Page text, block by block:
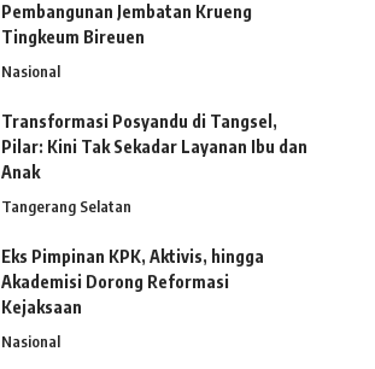
Pembangunan Jembatan Krueng
Tingkeum Bireuen
Nasional
Transformasi Posyandu di Tangsel,
Pilar: Kini Tak Sekadar Layanan Ibu dan
Anak
Tangerang Selatan
Eks Pimpinan KPK, Aktivis, hingga
Akademisi Dorong Reformasi
Kejaksaan
Nasional